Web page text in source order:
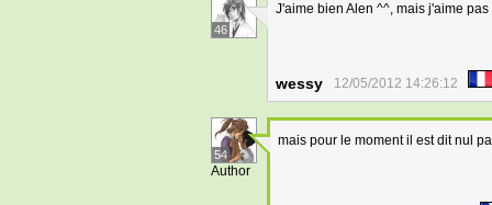
46
J'aime bien Alen ^^, mais j'aime
wessy 12/05/2012 14:26:12
54
Author
mais pour le moment il est dit nul